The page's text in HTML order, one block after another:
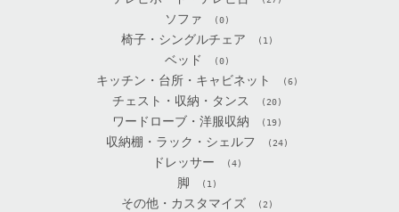
ソファ (0)
椅子・シングルチェア (1)
ベッド (0)
キッチン・台所・キャビネット (6)
チェスト・収納・タンス (20)
ワードローブ・洋服収納 (19)
収納棚・ラック・シェルフ (24)
ドレッサー (4)
脚 (1)
その他・カスタマイズ (2)